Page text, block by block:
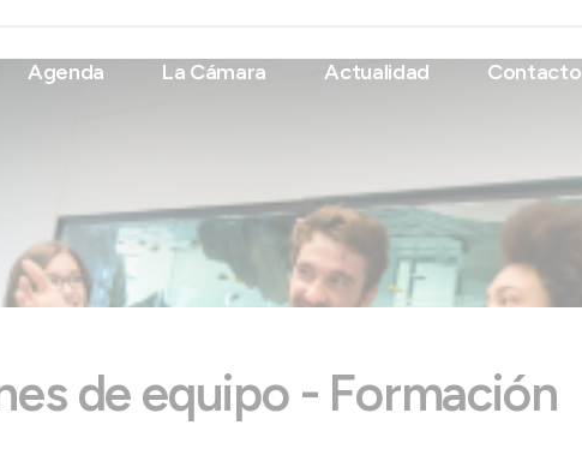
Agenda La Cámara Actualidad Contacto
de equipo - Formación